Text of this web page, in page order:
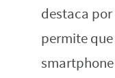
destaca
permite